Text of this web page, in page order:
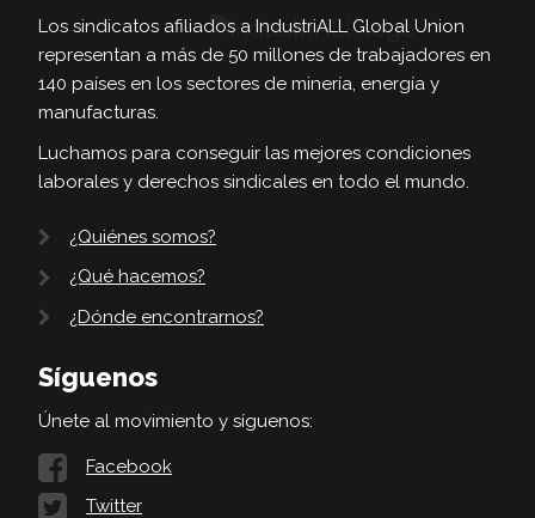
Los sindicatos afiliados a IndustriALL Global Union
representan a más de 50 millones de trabajadores en
140 países en los sectores de minería, energía y
manufacturas.
Luchamos para conseguir las mejores condiciones
laborales y derechos sindicales en todo el mundo.
¿Quiénes somos?
¿Qué hacemos?
¿Dónde encontrarnos?
Síguenos
Únete al movimiento y síguenos:
Facebook
Twitter